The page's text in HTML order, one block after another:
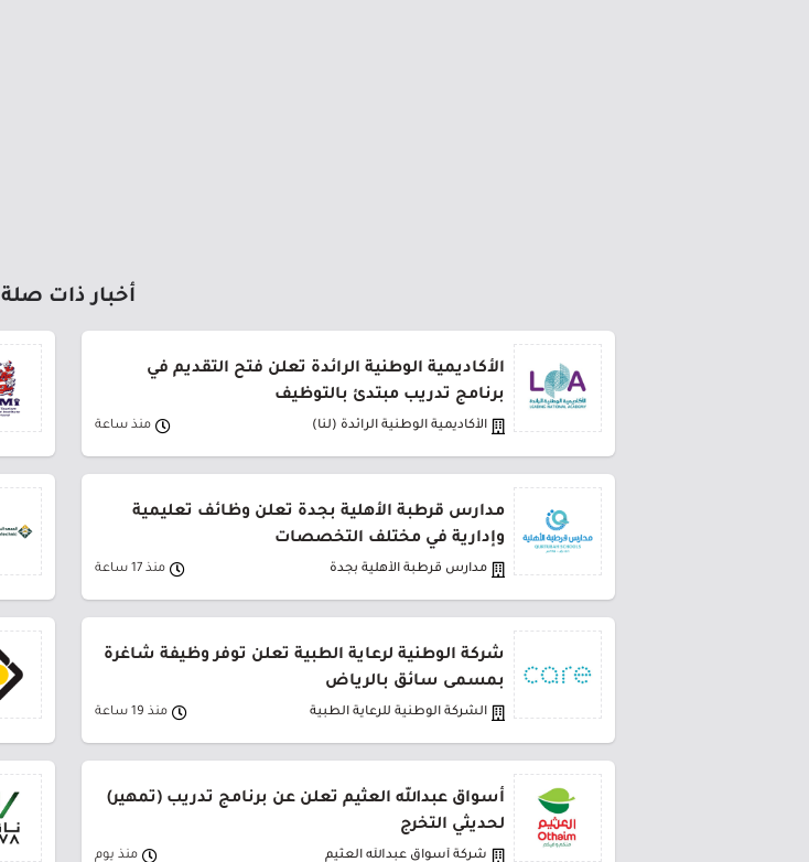
أخبار ذات صلة
الأكاديمية الوطنية الرائدة تعلن فتح التقديم في
برنامج تدريب مبتدئ بالتوظيف
الأكاديمية الوطنية الرائدة (لنا) منذ ساعة
مدارس قرطبة الأهلية بجدة تعلن وظائف تعليمية
وإدارية في مختلف التخصصات
مدارس قرطبة الأهلية بجدة منذ 17 ساعة
شركة الوطنية لرعاية الطبية تعلن توفر وظيفة شاغرة
بمسمى سائق بالرياض
الشركة الوطنية للرعاية الطبية منذ 19 ساعة
أسواق عبدالله العثيم تعلن عن برنامج تدريب (تمهير)
لحديثي التخرج
شركة أسواق عبدالله العثيم منذ يوم